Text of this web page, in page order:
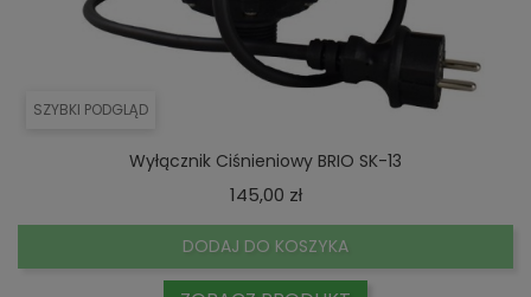
SZYBKI PODGLĄD
Wyłącznik Ciśnieniowy BRIO SK-13
145,00 złCena
DODAJ DO KOSZYKA